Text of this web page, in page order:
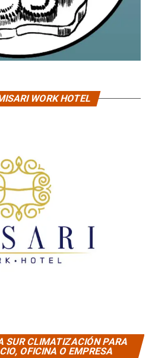
WORK HOTEL
SUR CLIMATIZACIÓN PARA
OFICINA O EMPRESA